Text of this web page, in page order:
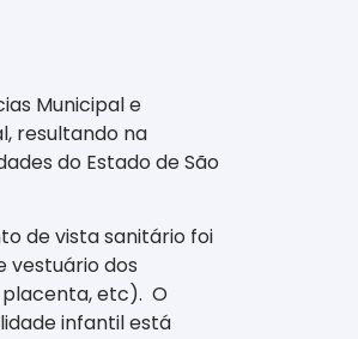
Municipal e
resultando na
do Estado de São
de vista sanitário foi
vestuário dos
placenta, etc). O
infantil está